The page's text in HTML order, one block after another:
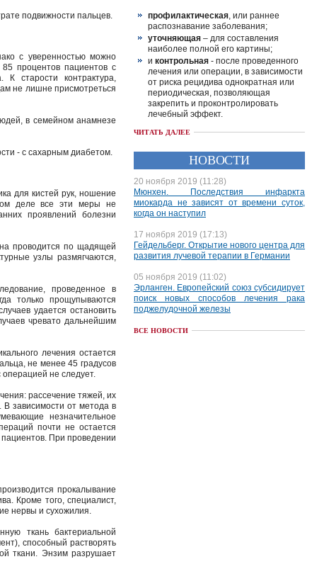
подвижности пальцев.
с уверенностью можно
процентов пациентов с
старости контрактура,
не лишне присмотреться
в семейном анамнезе
- с сахарным диабетом.
для кистей рук, ношение
деле все эти меры не
проявлений болезни
проводится по щадящей
узлы размягчаются,
проведенное в
только прощупываются
удается остановить
чревато дальнейшим
лечения остается
не менее 45 градусов
не следует.
рассечение тяжей, их
В зависимости от метода в
незначительное
почти не остается
При проведении
прокалывание
Кроме того, специалист,
нервы и сухожилия.
ткань бактериальной
способный растворять
ткани. Энзим разрушает
профилактическая, или раннее
распознавание заболевания;
уточняющая – для составления
наиболее полной его картины;
и контрольная - после проведенного
лечения или операции, в зависимости
от риска рецидива однократная или
периодическая, позволяющая
закрепить и проконтролировать
лечебный эффект.
ЧИТАТЬ ДАЛЕЕ
НОВОСТИ
20 ноября 2019 (11:28)
Мюнхен. Последствия инфаркта
миокарда не зависят от времени суток,
когда он наступил
17 ноября 2019 (17:13)
Гейдельберг. Открытие нового центра для
развития лучевой терапии в Германии
05 ноября 2019 (11:02)
Эрланген. Европейский союз субсидирует
поиск новых способов лечения рака
поджелудочной железы
ВСЕ НОВОСТИ